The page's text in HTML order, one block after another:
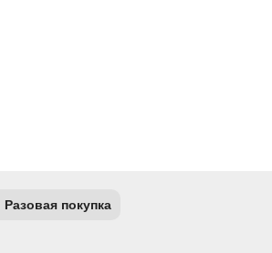
Разовая покупка